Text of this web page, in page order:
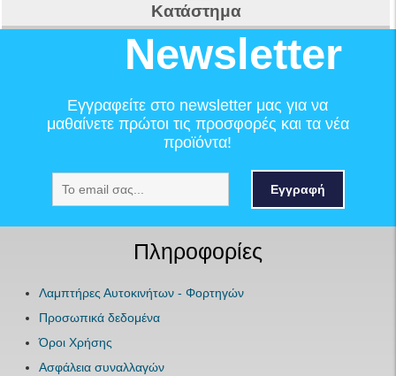
Κατάστημα
Newsletter
Εγγραφείτε στο newsletter μας για να
μαθαίνετε πρώτοι τις προσφορές και τα νέα
προϊόντα!
Εγγραφή
Πληροφορίες
Λαμπτήρες Αυτοκινήτων - Φορτηγών
Προσωπικά δεδομένα
Όροι Χρήσης
Ασφάλεια συναλλαγών